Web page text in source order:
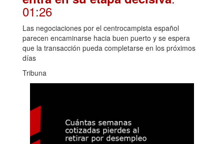
01:26
Las negociaciones por el centrocampista español
parecen encaminarse hacia buen puerto y se espera
que la transacción pueda completarse en los próximos
días
Tribuna